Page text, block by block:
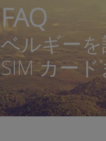
FAQ
ベルギー
SIM カー